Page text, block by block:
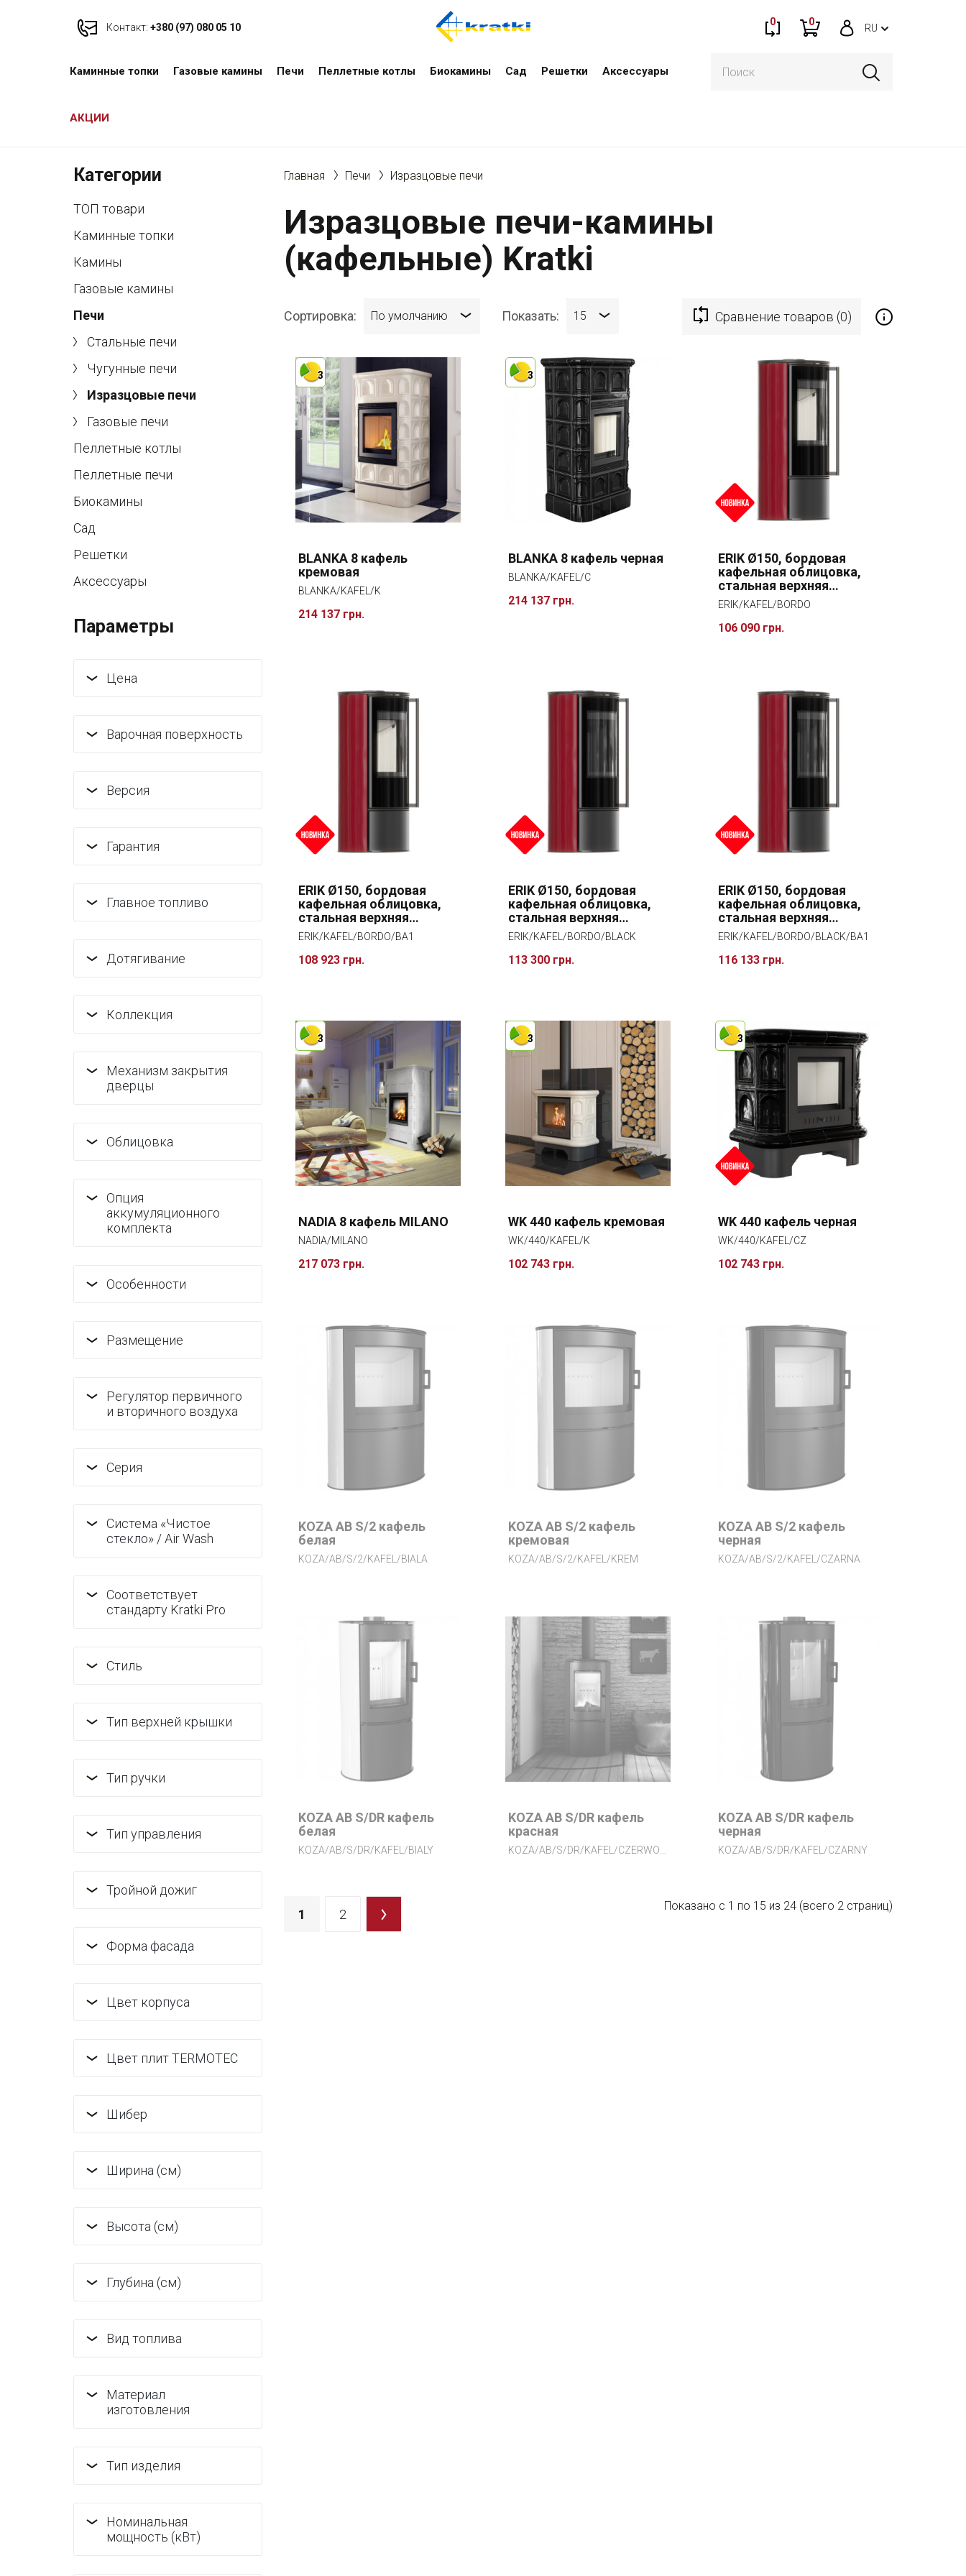
Контакт: +380 (97) 080 05 10 0 0
RU
Каминные топки Газовые камины Печи Пеллетные котлы Биокамины Сад Решетки Аксессуары
АКЦИИ
Категории
ТОП товари
Каминные топки
Камины
Газовые камины
Печи
Стальные печи
Чугунные печи
Изразцовые печи
Газовые печи
Пеллетные котлы
Пеллетные печи
Биокамины
Сад
Решетки
Аксессуары
Параметры
Цена
Варочная поверхность
Версия
Гарантия
Главное топливо
Дотягивание
Коллекция
Механизм закрытия
дверцы
Облицовка
Опция
аккумуляционного
комплекта
Особенности
Размещение
Регулятор первичного
и вторичного воздуха
Серия
Система «Чистое
стекло» / Air Wash
Соответствует
стандарту Kratki Pro
Стиль
Тип верхней крышки
Тип ручки
Тип управления
Тройной дожиг
Форма фасада
Цвет корпуса
Цвет плит TERMOTEC
Шибер
Ширина (см)
Высота (см)
Глубина (см)
Вид топлива
Материал
изготовления
Тип изделия
Номинальная
мощность (кВт)
Главная Печи Изразцовые печи
Изразцовые печи-камины
(кафельные) Kratki
Сортировка: По умолчанию Показать: 15 Сравнение товаров (0)
3
BLANKA 8 кафель
кремовая
BLANKA/KAFEL/K
214 137 грн.
3
BLANKA 8 кафель черная
BLANKA/KAFEL/C
214 137 грн.
ERIK Ø150, бордовая
кафельная облицовка,
стальная верхняя
крышка
ERIK/KAFEL/BORDO
106 090 грн.
ERIK Ø150, бордовая
кафельная облицовка,
стальная верхняя
крышка с доводчиком
двери
ERIK/KAFEL/BORDO/BA1
108 923 грн.
ERIK Ø150, бордовая
кафельная облицовка,
стальная верхняя
крышка, черная
внутренняя облицовка
ERIK/KAFEL/BORDO/BLACK
113 300 грн.
ERIK Ø150, бордовая
кафельная облицовка,
стальная верхняя
крышка, черная
внутренняя облицовка, с
доводчиком двери
ERIK/KAFEL/BORDO/BLACK/BA1
116 133 грн.
3
NADIA 8 кафель MILANO
NADIA/MILANO
217 073 грн.
3
WK 440 кафель кремовая
WK/440/KAFEL/K
102 743 грн.
3
WK 440 кафель черная
WK/440/KAFEL/CZ
102 743 грн.
KOZA AB S/2 кафель
белая
KOZA/AB/S/2/KAFEL/BIALA
KOZA AB S/2 кафель
кремовая
KOZA/AB/S/2/KAFEL/KREM
KOZA AB S/2 кафель
черная
KOZA/AB/S/2/KAFEL/CZARNA
KOZA AB S/DR кафель
белая
KOZA/AB/S/DR/KAFEL/BIALY
KOZA AB S/DR кафель
красная
KOZA/AB/S/DR/KAFEL/CZERWONY
KOZA AB S/DR кафель
черная
KOZA/AB/S/DR/KAFEL/CZARNY
1 2 >
Показано с 1 по 15 из 24 (всего 2 страниц)